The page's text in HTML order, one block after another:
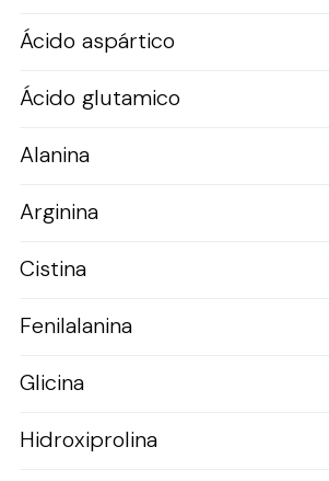
Ácido aspártico
Ácido glutamico
Alanina
Arginina
Cistina
Fenilalanina
Glicina
Hidroxiprolina